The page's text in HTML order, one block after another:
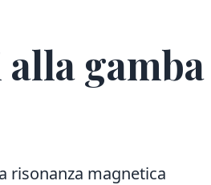
risonanza magnetica